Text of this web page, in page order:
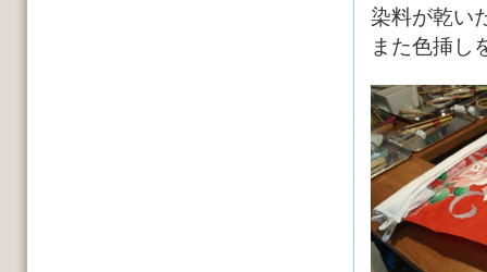
染料が乾い
また色挿し